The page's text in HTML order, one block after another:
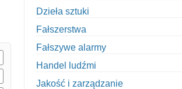
Dzieła sztuki
Fałszerstwa
Fałszywe alarmy
Handel ludźmi
Jakość i zarządzanie